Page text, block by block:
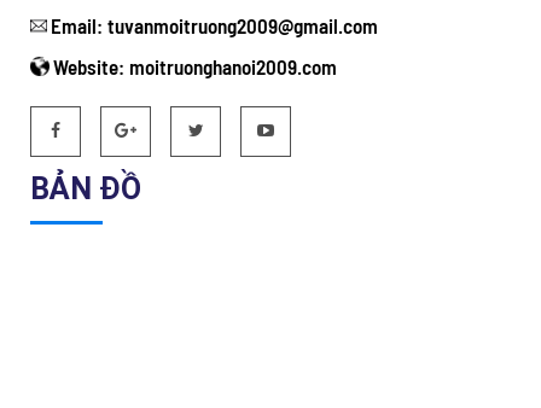
Email: tuvanmoitruong2009@gmail.com
Website: moitruonghanoi2009.com
BẢN ĐỒ